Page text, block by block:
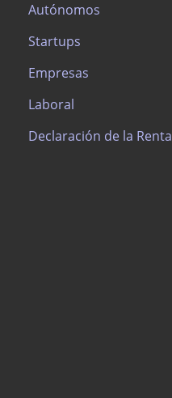
Autónomos
Startups
Empresas
Laboral
Declaración de la Renta